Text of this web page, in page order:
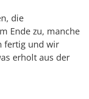
die
Ende zu, manche
fertig und wir
erholt aus der